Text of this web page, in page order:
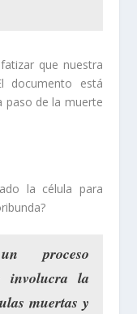
que nuestra
documento está
paso de la muerte
la célula para
proceso
involucra la
muertas y